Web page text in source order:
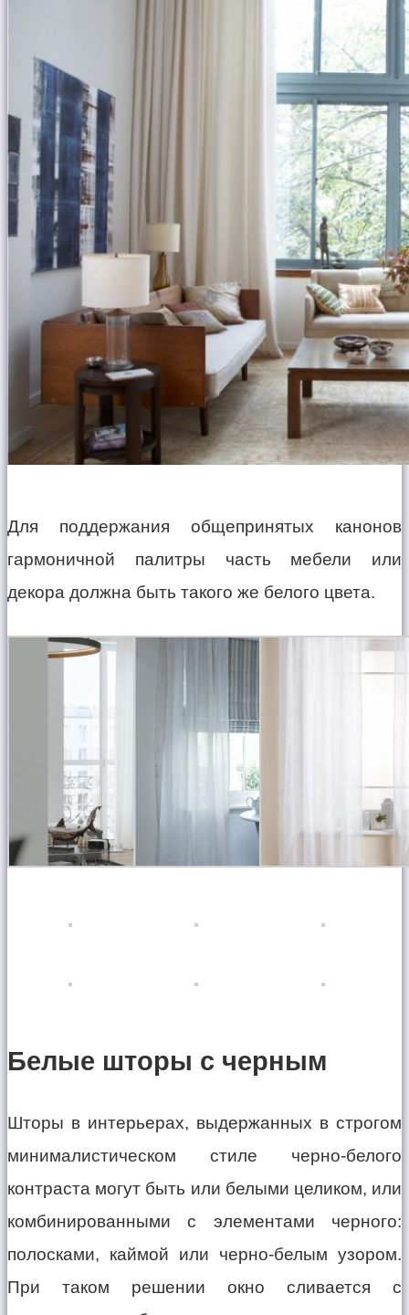
Для поддержания общепринятых канонов
гармоничной палитры часть мебели или
декора должна быть такого же белого цвета.
Белые шторы с черным
Шторы в интерьерах, выдержанных в строгом
минималистическом стиле черно-белого
контраста могут быть или белыми целиком, или
комбинированными с элементами черного:
полосками, каймой или черно-белым узором.
При таком решении окно сливается с